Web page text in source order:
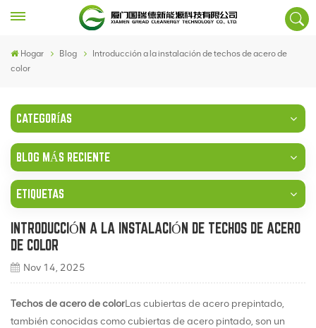
Hogar Blog
Introducción a la instalación de techos de acero de
color
CATEGORÍAS
BLOG MÁS RECIENTE
ETIQUETAS
INTRODUCCIÓN A LA INSTALACIÓN DE TECHOS DE ACERO
DE COLOR
Nov 14, 2025
Techos de acero de colorLas cubiertas de acero prepintado,
también conocidas como cubiertas de acero pintado, son un